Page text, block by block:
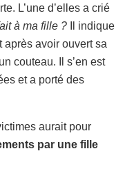
L’une d’elles a crié
à ma fille ? Il indique
avoir ouvert sa
couteau. Il s’en est
et a porté des
aurait pour
par une fille